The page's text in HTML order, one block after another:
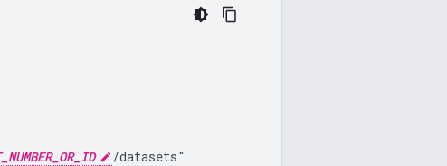
/datasets"